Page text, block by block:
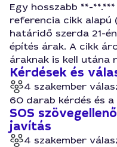
Egy hosszabb **-
referencia cikk alapú
határidő szerda 21-
építés árak. A cikk
áraknak is kell utána
Kérdések és
4 szakember
60 darab kérdés és
SOS
javítás
4 szakember